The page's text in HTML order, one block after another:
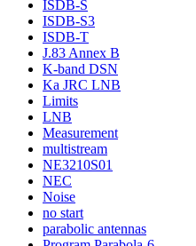
ISDB-S
ISDB-S3
ISDB-T
J.83 Annex B
K-band DSN
Ka JRC LNB
Limits
LNB
Measurement
multistream
NE3210S01
NEC
Noise
no start
parabolic antennas